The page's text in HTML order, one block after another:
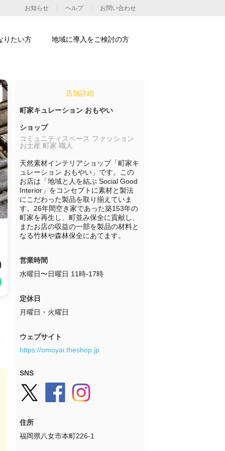
店舗詳細
町家キュレーション おもやい
ショップ
コミュニティスペース ファッション
お土産 町家 職人
天然素材インテリアショップ「町家キ
ュレーション おもやい」です。この
お店は「地域と人を結ぶ Social Good
Interior」をコンセプトに素材と製法
にこだわった製品を取り揃えていま
す。26年間空き家であった築153年の
町家を再生し、町並み保全に貢献し、
またお店の収益の一部を製品の材料と
なる竹林や森林保全にあてます。
営業時間
水曜日〜日曜日 11時-17時
定休日
月曜日・火曜日
ウェブサイト
https://omoyai.theshop.jp
SNS
住所
福岡県八女市本町226-1
お知らせ ヘルプ お問い合わせ
りたい方 地域に導入をご検討の方